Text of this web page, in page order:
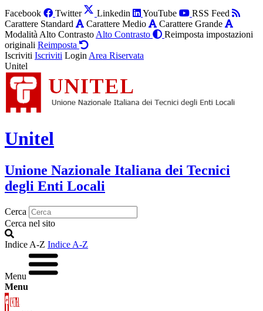
Facebook Twitter Linkedin YouTube
RSS Feed
Carattere Standard
Carattere Medio
Carattere Grande
Modalità Alto Contrasto Alto Contrasto
Reimposta impostazioni
originali Reimposta
Iscriviti Iscriviti Login Area Riservata
Unitel
Unitel
Unione Nazionale Italiana dei Tecnici
degli Enti Locali
Cerca
Cerca nel sito
Indice A-Z Indice A-Z
Menu
Menu